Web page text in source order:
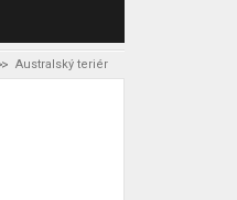
Australský teriér